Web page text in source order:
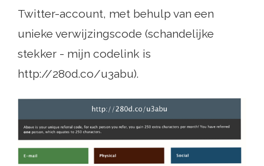
Twitter-account, met behulp van een
unieke verwijzingscode (schandelijke
stekker - mijn codelink is
http://280d.co/u3abu).